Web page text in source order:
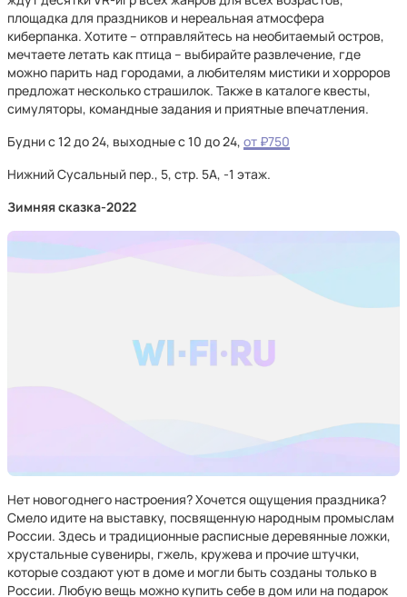
площадка для праздников и нереальная атмосфера
киберпанка. Хотите – отправляйтесь на необитаемый остров,
мечтаете летать как птица – выбирайте развлечение, где
можно парить над городами, а любителям мистики и хорроров
предложат несколько страшилок. Также в каталоге квесты,
симуляторы, командные задания и приятные впечатления.
Будни с 12 до 24, выходные с 10 до 24, от ₽750
Нижний Сусальный пер., 5, стр. 5А, -1 этаж.
Зимняя сказка-2022
Нет новогоднего настроения? Хочется ощущения праздника?
Смело идите на выставку, посвященную народным промыслам
России. Здесь и традиционные расписные деревянные ложки,
хрустальные сувениры, гжель, кружева и прочие штучки,
которые создают уют в доме и могли быть созданы только в
России. Любую вещь можно купить себе в дом или на подарок